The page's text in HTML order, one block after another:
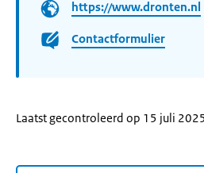
https://www.dronten.nl
Contactformulier
Laatst gecontroleerd op 15 juli